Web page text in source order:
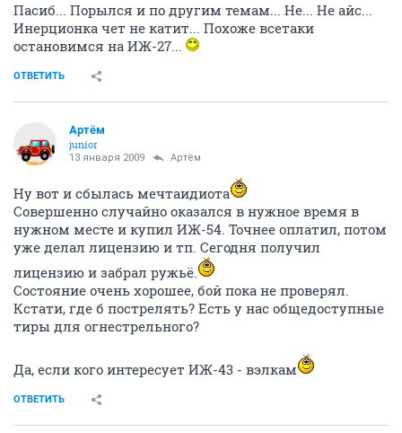
Пасиб... Порылся и по другим темам... Не... Не айс...
Инерционка чет не катит... Похоже всетаки
остановимся на ИЖ-27...
ОТВЕТИТЬ
Артём
juniоr
13 января 2009 Артём
Ну вот и сбылась мечтаидиота
Совершенно случайно оказался в нужное время в
нужном месте и купил ИЖ-54. Точнее оплатил, потом
уже делал лицензию и тп. Сегодня получил
лицензию и забрал ружьё.
Состояние очень хорошее, бой пока не проверял.
Кстати, где б пострелять? Есть у нас общедоступные
тиры для огнестрельного?
Да, если кого интересует ИЖ-43 - вэлкам
ОТВЕТИТЬ